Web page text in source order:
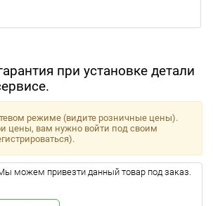
при установке детали
режиме (видите розничные цены).
цены, вам нужно войти под своим
можем привезти данный товар под заказ.